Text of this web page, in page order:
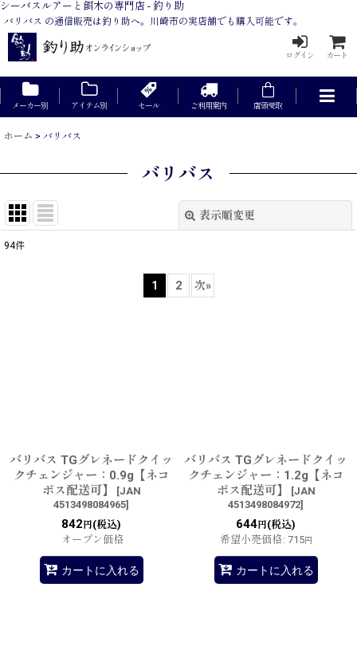
シーバスルアーと餌木の専門店 - 釣り助
バリバス の通信販売は釣り助へ。川崎市の実店舗でも購入可能です。
ログイン カート
メーカー別 アイテム別 セール ご利用案内 店頭受取
ホーム > バリバス
バリバス
表示順変更
94件
1 2 次»
バリバス TGグレネードクイッ
クチェンジャー：0.9g【ネコ
ポス配送可】
[JAN
4513498084965]
842 円(税込)
オープン価格
カートに入れる
バリバス TGグレネードクイッ
クチェンジャー：1.2g【ネコ
ポス配送可】
[JAN
4513498084972]
644 円(税込)
希望小売価格: 715円
カートに入れる